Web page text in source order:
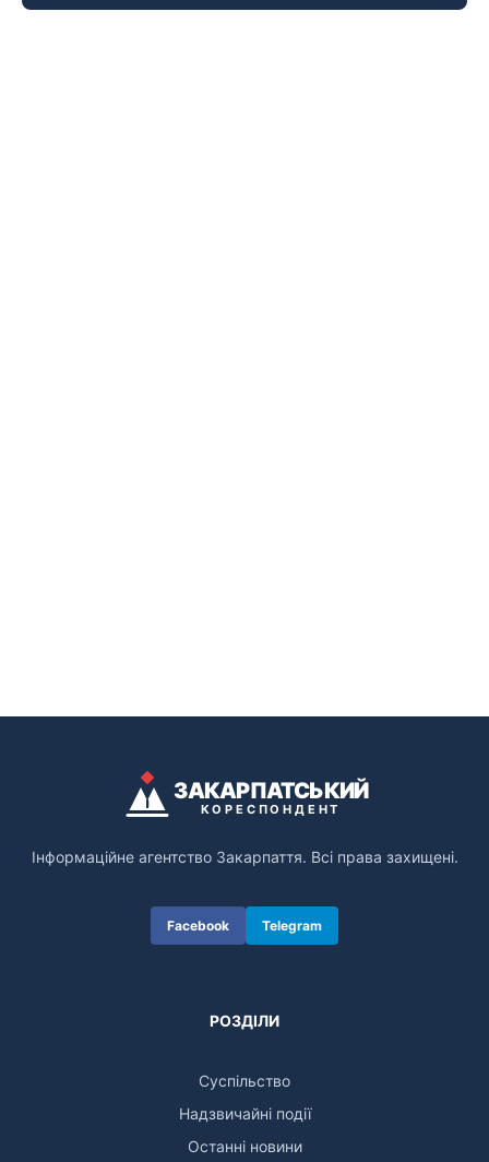
ЗАКАРПАТСЬКИЙ
КОРЕСПОНДЕНТ
Інформаційне агентство Закарпаття. Всі права захищені.
Facebook Telegram
РОЗДІЛИ
Суспільство
Надзвичайні події
Останні новини